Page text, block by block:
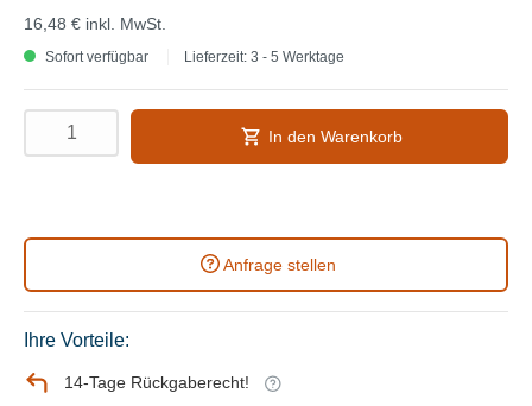
16,48 € inkl. MwSt.
Sofort verfügbar Lieferzeit: 3 - 5 Werktage
In den Warenkorb
Anfrage stellen
Ihre Vorteile:
14-Tage Rückgaberecht!